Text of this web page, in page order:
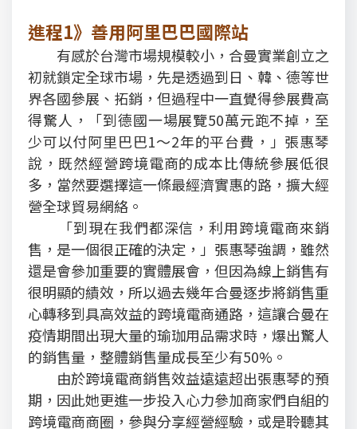
進程1》善用阿里巴巴國際站
有感於台灣市場規模較小，合曼實業創立之
初就鎖定全球市場，先是透過到日、韓、德等世
界各國參展、拓銷，但過程中一直覺得參展費高
得驚人，「到德國一場展覽50萬元跑不掉，至
少可以付阿里巴巴1～2年的平台費，」張惠琴
說，既然經營跨境電商的成本比傳統參展低很
多，當然要選擇這一條最經濟實惠的路，擴大經
營全球貿易網絡。
「到現在我們都深信，利用跨境電商來銷
售，是一個很正確的決定，」張惠琴強調，雖然
還是會參加重要的實體展會，但因為線上銷售有
很明顯的績效，所以過去幾年合曼逐步將銷售重
心轉移到具高效益的跨境電商通路，這讓合曼在
疫情期間出現大量的瑜珈用品需求時，爆出驚人
的銷售量，整體銷售量成長至少有50%。
由於跨境電商銷售效益遠遠超出張惠琴的預
期，因此她更進一步投入心力參加商家們自組的
跨境電商商圈，參與分享經營經驗，或是聆聽其